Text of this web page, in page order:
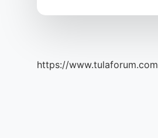
https://www.tulaforum.com